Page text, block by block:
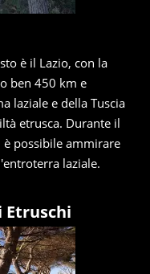
è il Lazio, con la
ben 450 km e
laziale e della Tuscia
etrusca. Durante il
possibile ammirare
laziale.
Etruschi